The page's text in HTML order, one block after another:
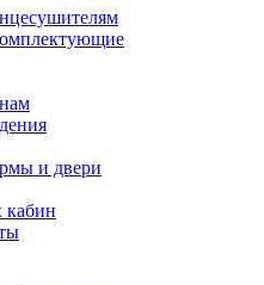
и двери